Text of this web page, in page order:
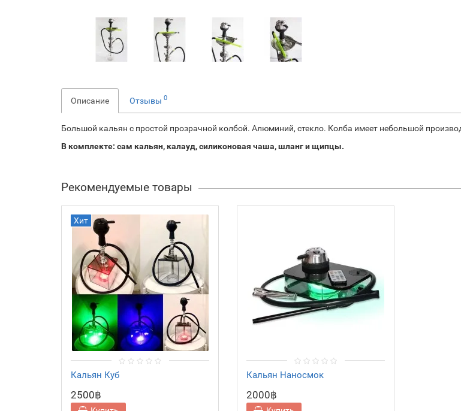
Описание Отзывы 0
Большой кальян с простой прозрачной колбой. Алюминий, стекло. Колба имеет небольшой
В комплекте: сам кальян, калауд, силиконовая чаша, шланг и щипцы.
Рекомендуемые товары
Хит
Кальян Куб
2500฿
Кальян Наносмок
2000฿